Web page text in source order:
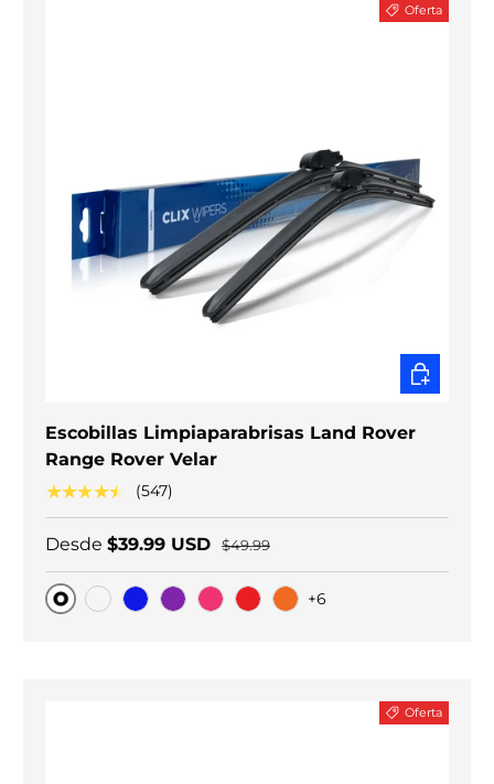
Oferta
Escobillas Limpiaparabrisas Land Rover
Range Rover Velar
★★★★★ (547)
Desde $39.99 USD $49.99
Original
+6
ELEGIR
Oferta